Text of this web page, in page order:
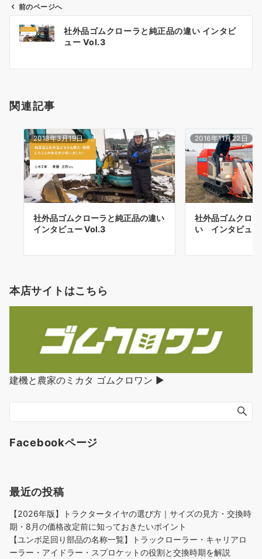
ビ
シ
前のページへ
社外品ゴムクローラと純正品の違い インタビ
ュー Vol.3
関連記事
2018年3月19日
社外品ゴムクローラと純正品の違い
インタビュー Vol.3
2016年11月22日
社外品ゴムクロ
い インタビュ
本店サイトはこちら
建機と農家のミカタ ゴムクロワン ▶︎
Facebookページ
最近の投稿
【2026年版】トラクタータイヤの選び方｜サイズの見方・交換時
期・8月の価格改定前に知っておきたいポイント
【ユンボ足回り部品の名称一覧】トラックローラー・キャリアロ
ーラー・アイドラー・スプロケットの役割と交換時期を解説